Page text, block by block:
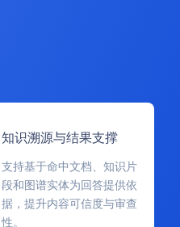
知识溯源与结果支撑
支持基于命中文档、知识片
段和图谱实体为回答提供依
据，提升内容可信度与审查
性。